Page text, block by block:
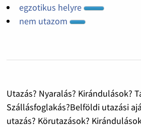
egzotikus helyre
nem utazom
Utazás? Nyaralás? Kirándulások?
Szállásfoglakás?Belföldi utazási
utazás? Körutazások?